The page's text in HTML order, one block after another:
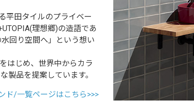
平田タイルのプライベー
理想郷)の造語であ
回り空間へ」という想い
はじめ、世界中からカラ
製品を提案しています。
ド/一覧ページはこちら>>>